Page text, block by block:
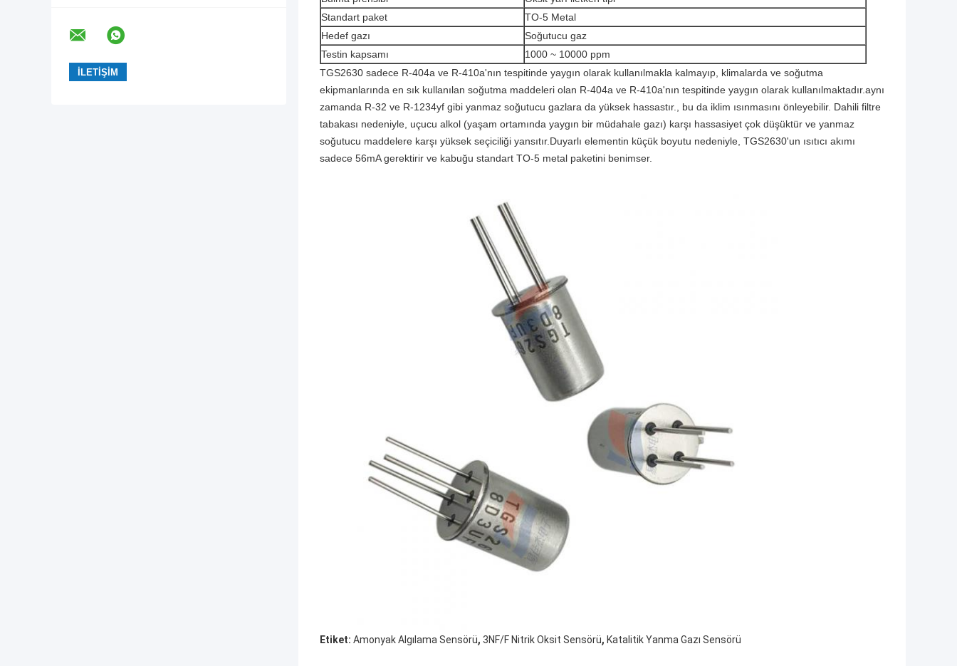
Standart paket
TO-5 Metal
Hedef gazı
Soğutucu gaz
Testin kapsamı
1000 ~ 10000 ppm
TGS2630 sadece R-404a ve R-410a'nın tespitinde yaygın olarak kullanılmakla kalmayıp, klimalarda ve soğutma
ekipmanlarında en sık kullanılan soğutma maddeleri olan R-404a ve R-410a'nın tespitinde yaygın olarak kullanılmaktadır.aynı
zamanda R-32 ve R-1234yf gibi yanmaz soğutucu gazlara da yüksek hassastır., bu da iklim ısınmasını önleyebilir. Dahili filtre
tabakası nedeniyle, uçucu alkol (yaşam ortamında yaygın bir müdahale gazı) karşı hassasiyet çok düşüktür ve yanmaz
soğutucu maddelere karşı yüksek seçiciliği yansıtır.Duyarlı elementin küçük boyutu nedeniyle, TGS2630'un ısıtıcı akımı
sadece 56mA gerektirir ve kabuğu standart TO-5 metal paketini benimser.
Etiket: Amonyak Algılama Sensörü, 3NF/F Nitrik Oksit Sensörü, Katalitik Yanma Gazı Sensörü